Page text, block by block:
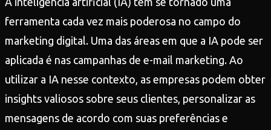
ferramenta cada vez mais poderosa no campo do
marketing digital. Uma das áreas em que a IA pode ser
aplicada é nas campanhas de e-mail marketing. Ao
utilizar a IA nesse contexto, as empresas podem obter
insights valiosos sobre seus clientes, personalizar as
mensagens de acordo com suas preferências e